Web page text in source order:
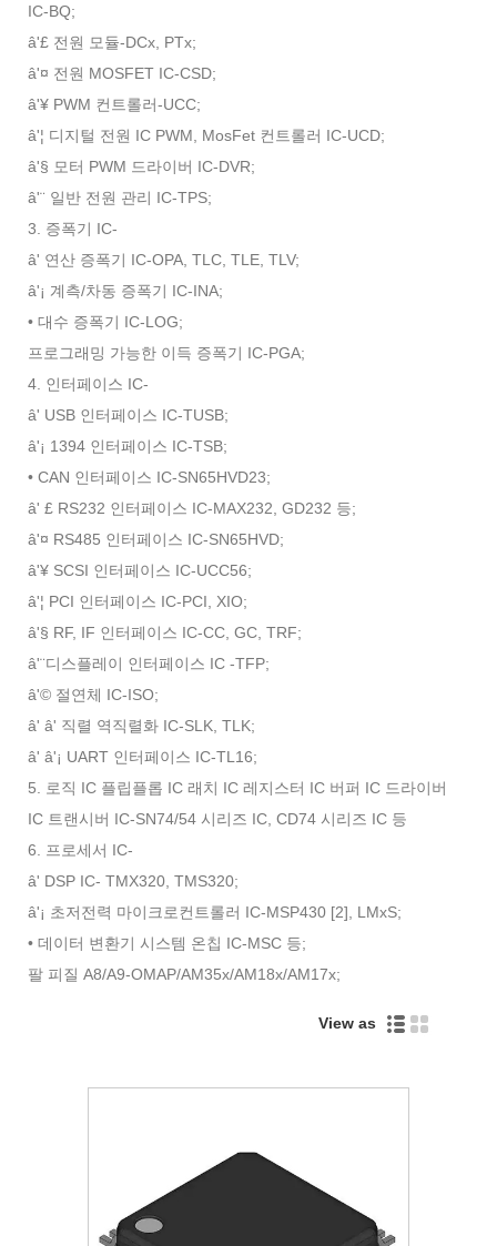
IC-BQ;
â'£ 전원 모듈-DCx, PTx;
â'¤ 전원 MOSFET IC-CSD;
â'¥ PWM 컨트롤러-UCC;
â'¦ 디지털 전원 IC PWM, MosFet 컨트롤러 IC-UCD;
â'§ 모터 PWM 드라이버 IC-DVR;
â'¨ 일반 전원 관리 IC-TPS;
3. 증폭기 IC-
â' 연산 증폭기 IC-OPA, TLC, TLE, TLV;
â'¡ 계측/차동 증폭기 IC-INA;
• 대수 증폭기 IC-LOG;
프로그래밍 가능한 이득 증폭기 IC-PGA;
4. 인터페이스 IC-
â' USB 인터페이스 IC-TUSB;
â'¡ 1394 인터페이스 IC-TSB;
• CAN 인터페이스 IC-SN65HVD23;
â' £ RS232 인터페이스 IC-MAX232, GD232 등;
â'¤ RS485 인터페이스 IC-SN65HVD;
â'¥ SCSI 인터페이스 IC-UCC56;
â'¦ PCI 인터페이스 IC-PCI, XIO;
â'§ RF, IF 인터페이스 IC-CC, GC, TRF;
â'¨디스플레이 인터페이스 IC -TFP;
â'© 절연체 IC-ISO;
â' â' 직렬 역직렬화 IC-SLK, TLK;
â' â'¡ UART 인터페이스 IC-TL16;
5. 로직 IC 플립플롭 IC 래치 IC 레지스터 IC 버퍼 IC 드라이버
IC 트랜시버 IC-SN74/54 시리즈 IC, CD74 시리즈 IC 등
6. 프로세서 IC-
â' DSP IC- TMX320, TMS320;
â'¡ 초저전력 마이크로컨트롤러 IC-MSP430 [2], LMxS;
• 데이터 변환기 시스템 온칩 IC-MSC 등;
팔 피질 A8/A9-OMAP/AM35x/AM18x/AM17x;
View as